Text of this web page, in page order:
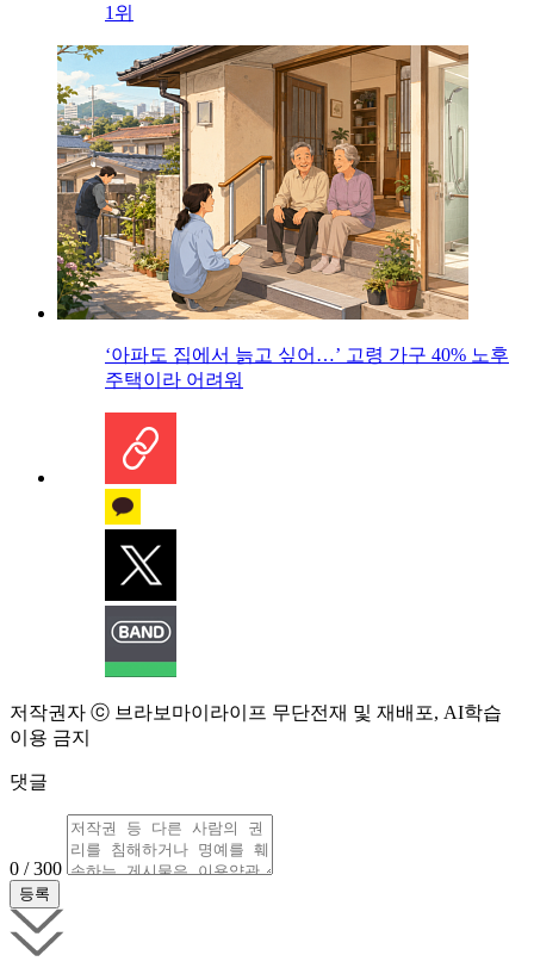
1위
‘아파도 집에서 늙고 싶어…’ 고령 가구 40% 노후
주택이라 어려워
저작권자 ⓒ 브라보마이라이프 무단전재 및 재배포, AI학습
이용 금지
댓글
0 / 300